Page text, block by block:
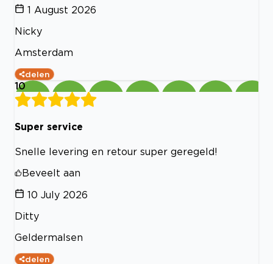
1 August 2026
Nicky
Amsterdam
delen
10
Super service
Snelle levering en retour super geregeld!
Beveelt aan
10 July 2026
Ditty
Geldermalsen
delen